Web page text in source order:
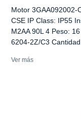
Motor 3GAA092002-
CSE IP Class: IP55
M2AA 90L 4 Peso:
6204-2Z/C3 Cantidad
Ver más